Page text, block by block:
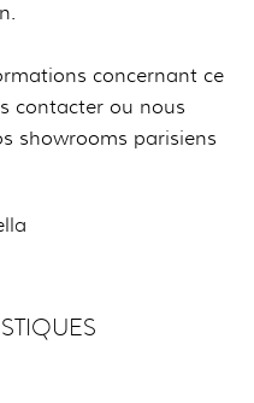
concernant ce
contacter ou nous
showrooms parisiens